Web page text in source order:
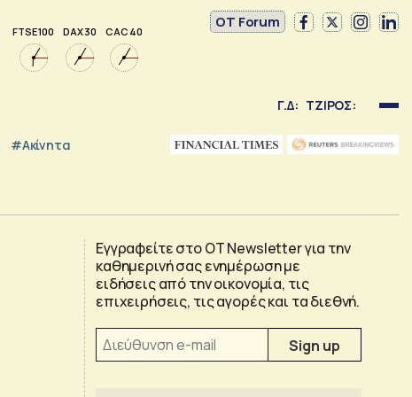
FTSE 100 DAX 30 CAC 40
OT Forum
Γ.Δ: ΤΖΙΡΟΣ:
#Ακίνητα
Εγγραφείτε στο OT Newsletter για την
καθημερινή σας ενημέρωση με
ειδήσεις από την οικονομία, τις
επιχειρήσεις, τις αγορές και τα διεθνή.